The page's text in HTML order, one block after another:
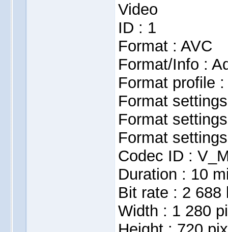
Video
ID : 1
Format : AVC
Format/Info :
Format profile
Format
Format
Format
Codec ID :
Duration : 10
Bit rate : 2 688
Width : 1 280